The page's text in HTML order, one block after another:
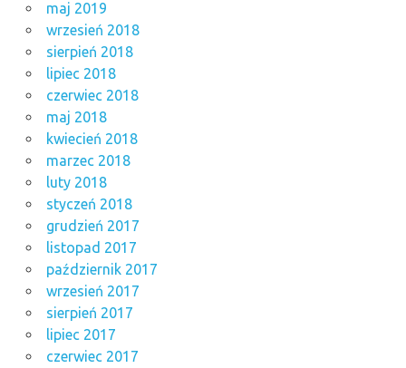
maj 2019
wrzesień 2018
sierpień 2018
lipiec 2018
czerwiec 2018
maj 2018
kwiecień 2018
marzec 2018
luty 2018
styczeń 2018
grudzień 2017
listopad 2017
październik 2017
wrzesień 2017
sierpień 2017
lipiec 2017
czerwiec 2017